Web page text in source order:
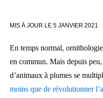
MIS À JOUR LE 5 JANVIER 2021
En temps normal,
en commun. Mais depuis
d’animaux à plumes se
moins que de révolutionner